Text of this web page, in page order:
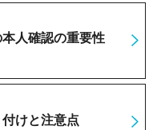
人確認の重要性
けと注意点